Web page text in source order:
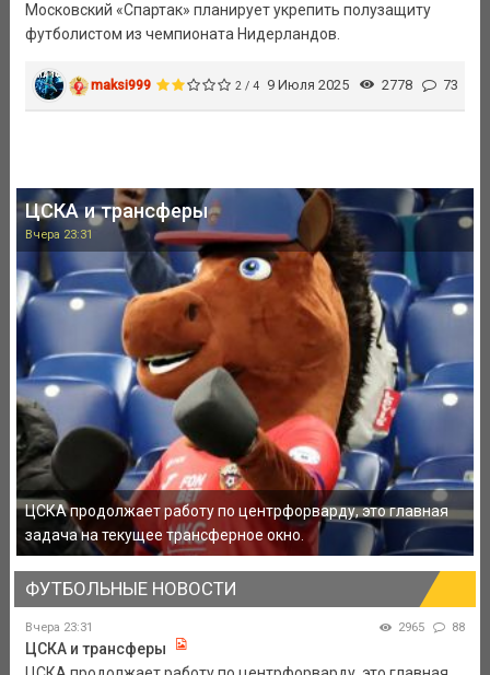
Московский «Спартак» планирует укрепить полузащиту
футболистом из чемпионата Нидерландов.
maksi999 2 / 4 9 Июля 2025 2778 73
ЦСКА и трансферы
Вчера 23:31
ЦСКА продолжает работу по центрфорварду, это главная
задача на текущее трансферное окно.
ФУТБОЛЬНЫЕ НОВОСТИ
Вчера 23:31 2965 88
ЦСКА и трансферы